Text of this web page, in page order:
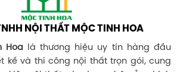
NỘI THẤT MỘC TINH HOA
Hoalà thương hiệu uy tín hàng đầu
kế và thi công nội thất trọn gói, cung